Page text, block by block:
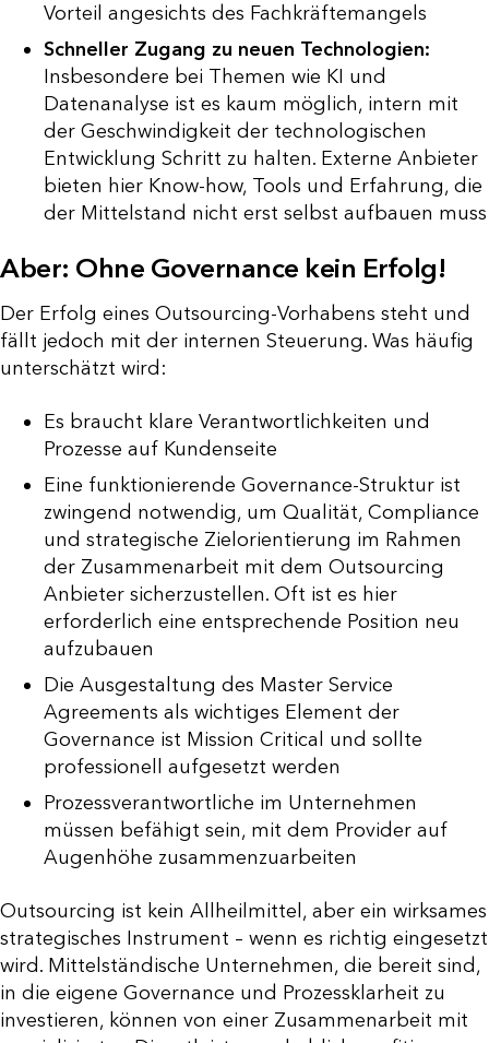
Vorteil angesichts des Fachkräftemangels
Schneller Zugang zu neuen Technologien:
Insbesondere bei Themen wie KI und
Datenanalyse ist es kaum möglich, intern mit
der Geschwindigkeit der technologischen
Entwicklung Schritt zu halten. Externe Anbieter
bieten hier Know-how, Tools und Erfahrung, die
der Mittelstand nicht erst selbst aufbauen muss
Aber: Ohne Governance kein Erfolg!
Der Erfolg eines Outsourcing-Vorhabens steht und
fällt jedoch mit der internen Steuerung. Was häufig
unterschätzt wird:
Es braucht klare Verantwortlichkeiten und
Prozesse auf Kundenseite
Eine funktionierende Governance-Struktur ist
zwingend notwendig, um Qualität, Compliance
und strategische Zielorientierung im Rahmen
der Zusammenarbeit mit dem Outsourcing
Anbieter sicherzustellen. Oft ist es hier
erforderlich eine entsprechende Position neu
aufzubauen
Die Ausgestaltung des Master Service
Agreements als wichtiges Element der
Governance ist Mission Critical und sollte
professionell aufgesetzt werden
Prozessverantwortliche im Unternehmen
müssen befähigt sein, mit dem Provider auf
Augenhöhe zusammenzuarbeiten
Outsourcing ist kein Allheilmittel, aber ein wirksames
strategisches Instrument – wenn es richtig eingesetzt
wird. Mittelständische Unternehmen, die bereit sind,
in die eigene Governance und Prozessklarheit zu
investieren, können von einer Zusammenarbeit mit